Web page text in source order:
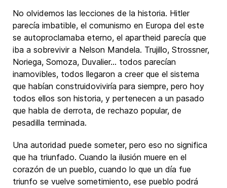
No olvidemos las lecciones de la historia. Hitler
parecía imbatible, el comunismo en Europa del este
se autoproclamaba eterno, el apartheid parecía que
iba a sobrevivir a Nelson Mandela. Trujillo, Strossner,
Noriega, Somoza, Duvalier… todos parecían
inamovibles, todos llegaron a creer que el sistema
que habían construidoviviría para siempre, pero hoy
todos ellos son historia, y pertenecen a un pasado
que habla de derrota, de rechazo popular, de
pesadilla terminada.
Una autoridad puede someter, pero eso no significa
que ha triunfado. Cuando la ilusión muere en el
corazón de un pueblo, cuando lo que un día fue
triunfo se vuelve sometimiento, ese pueblo podrá